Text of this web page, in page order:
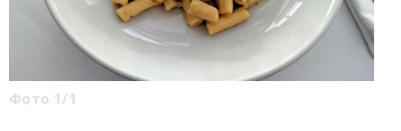
Фото 1/1